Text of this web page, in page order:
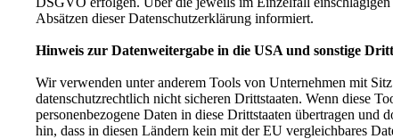
Absätzen dieser Datenschutzerklärung informiert.
Hinweis zur Datenweitergabe in die USA und sonstige
Wir verwenden unter anderem Tools von Unternehmen mit
datenschutzrechtlich nicht sicheren Drittstaaten. Wenn diese
personenbezogene Daten in diese Drittstaaten übertragen und
hin, dass in diesen Ländern kein mit der EU vergleichbares